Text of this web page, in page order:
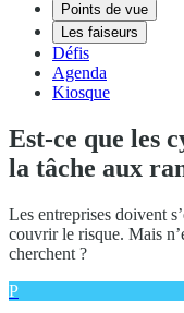
Points de vue
Les faiseurs
Défis
Agenda
Kiosque
Est-ce que les
la tâche aux
Les entreprises doivent
couvrir le risque. Mais
cherchent ?
P